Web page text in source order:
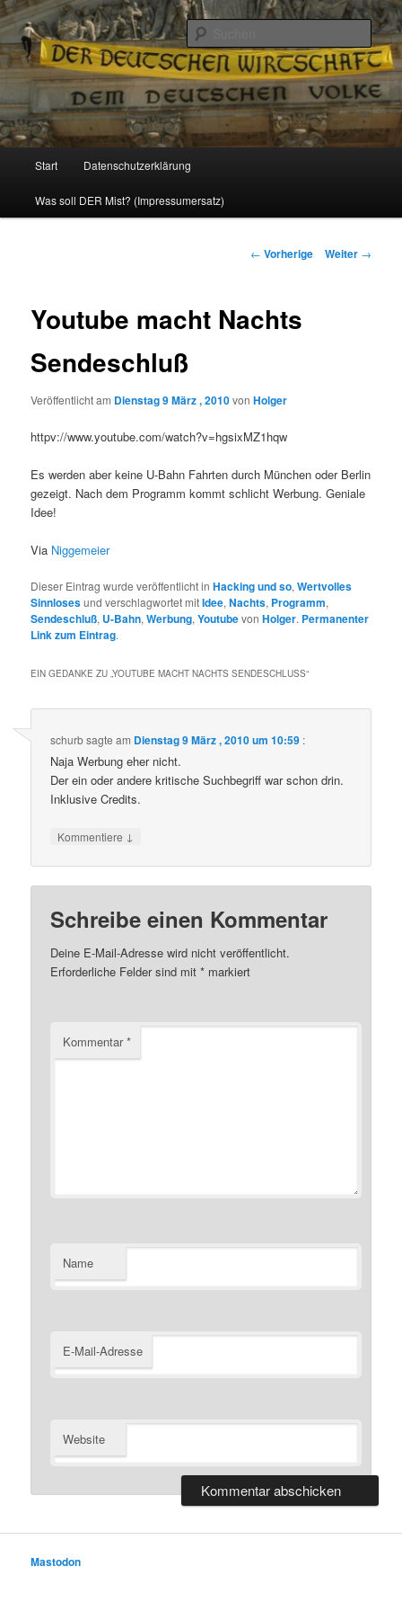
Reizzentrum
Politik, Wirtschaft, Soziales und Gesellschaft
Zum
Inhalt
Start Datenschutzerklärung
Was soll DER Mist? (Impressumersatz)
Beitrags-
← Vorherige Weiter →
Youtube macht Nachts
Sendeschluß
Veröffentlicht am Dienstag 9 März , 2010vonHolger
httpv://www.youtube.com/watch?v=hgsixMZ1hqw
Es werden aber keine U-Bahn Fahrten durch München oder Berlin
gezeigt. Nach dem Programm kommt schlicht Werbung. Geniale
Idee!
Via Niggemeier
Dieser Eintrag wurde veröffentlicht inHacking und so,Wertvolles
Sinnlosesund verschlagwortet mitIdee,Nachts, Programm,
Sendeschluß, U-Bahn,Werbung,YoutubevonHolger. Permanenter
Link zum Eintrag.
EIN GEDANKE ZU „YOUTUBE MACHT NACHTS SENDESCHLUSS “
schurbsagte am Dienstag 9 März , 2010 um 10:59 :
Naja Werbung eher nicht.
Der ein oder andere kritische Suchbegriff war schon drin.
Inklusive Credits.
Kommentiere ↓
Schreibe einen Kommentar
Deine E-Mail-Adresse wird nicht veröffentlicht.
Erforderliche Felder sind mit* markiert
Kommentar*
Name
E-Mail-Adresse
Website
Mastodon